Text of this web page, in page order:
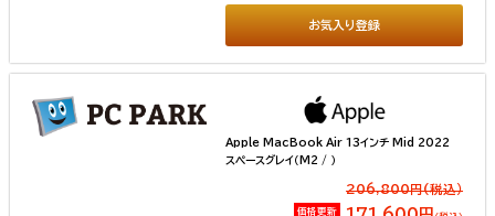
お気入り登録
Apple MacBook Air 13インチ Mid 2022
スペースグレイ（M2 / ）
206,800円(税込）
価格更新